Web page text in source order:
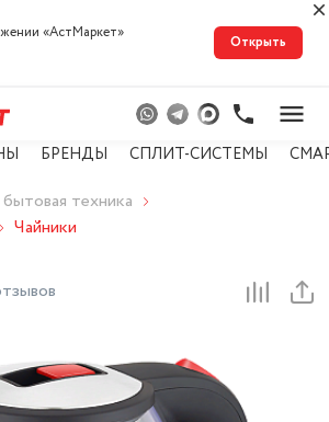
«АстМарке‪т‬»
Открыть
БРЕНДЫ СПЛИТ-СИСТЕМЫ
техника
Чайники